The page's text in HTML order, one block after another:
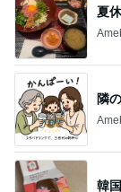
夏
隣
韓